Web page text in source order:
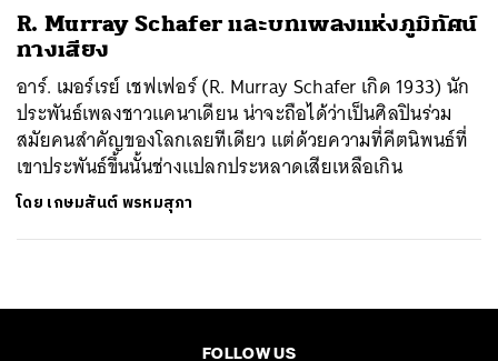
R. Murray Schafer และบทเพลงแห่งภูมิทัศน์
ทางเสียง
อาร์. เมอร์เรย์ เชฟเฟอร์ (R. Murray Schafer เกิด 1933) นัก
ประพันธ์เพลงชาวแคนาเดียน น่าจะถือได้ว่าเป็นศิลปินร่วม
สมัยคนสำคัญของโลกเลยทีเดียว แต่ด้วยความที่คีตนิพนธ์ที่
เขาประพันธ์ขึ้นนั้นช่างแปลกประหลาดเสียเหลือเกิน
โดย เกษมสันต์ พรหมสุภา
FOLLOW US